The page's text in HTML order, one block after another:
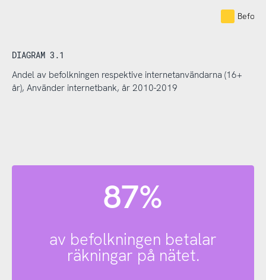
DIAGRAM 3.1
Andel av befolkningen respektive internetanvändarna (16+
år), Använder internetbank, år 2010-2019
87%
av befolkningen betalar
räkningar på nätet.